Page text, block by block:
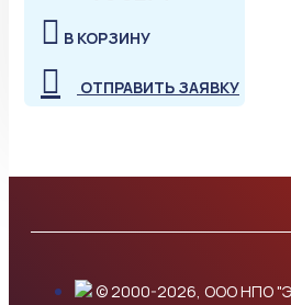
В КОРЗИНУ
ОТПРАВИТЬ ЗАЯВКУ
© 2000-2026, ООО НПО